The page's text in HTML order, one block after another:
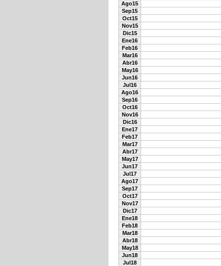
Ago15
Sep15
Oct15
Nov15
Dic15
Ene16
Feb16
Mar16
Abr16
May16
Jun16
Jul16
Ago16
Sep16
Oct16
Nov16
Dic16
Ene17
Feb17
Mar17
Abr17
May17
Jun17
Jul17
Ago17
Sep17
Oct17
Nov17
Dic17
Ene18
Feb18
Mar18
Abr18
May18
Jun18
Jul18